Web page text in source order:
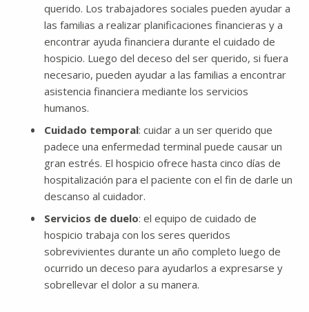
querido. Los trabajadores sociales pueden ayudar a
las familias a realizar planificaciones financieras y a
encontrar ayuda financiera durante el cuidado de
hospicio. Luego del deceso del ser querido, si fuera
necesario, pueden ayudar a las familias a encontrar
asistencia financiera mediante los servicios
humanos.
Cuidado temporal: cuidar a un ser querido que
padece una enfermedad terminal puede causar un
gran estrés. El hospicio ofrece hasta cinco días de
hospitalización para el paciente con el fin de darle un
descanso al cuidador.
Servicios de duelo: el equipo de cuidado de
hospicio trabaja con los seres queridos
sobrevivientes durante un año completo luego de
ocurrido un deceso para ayudarlos a expresarse y
sobrellevar el dolor a su manera.